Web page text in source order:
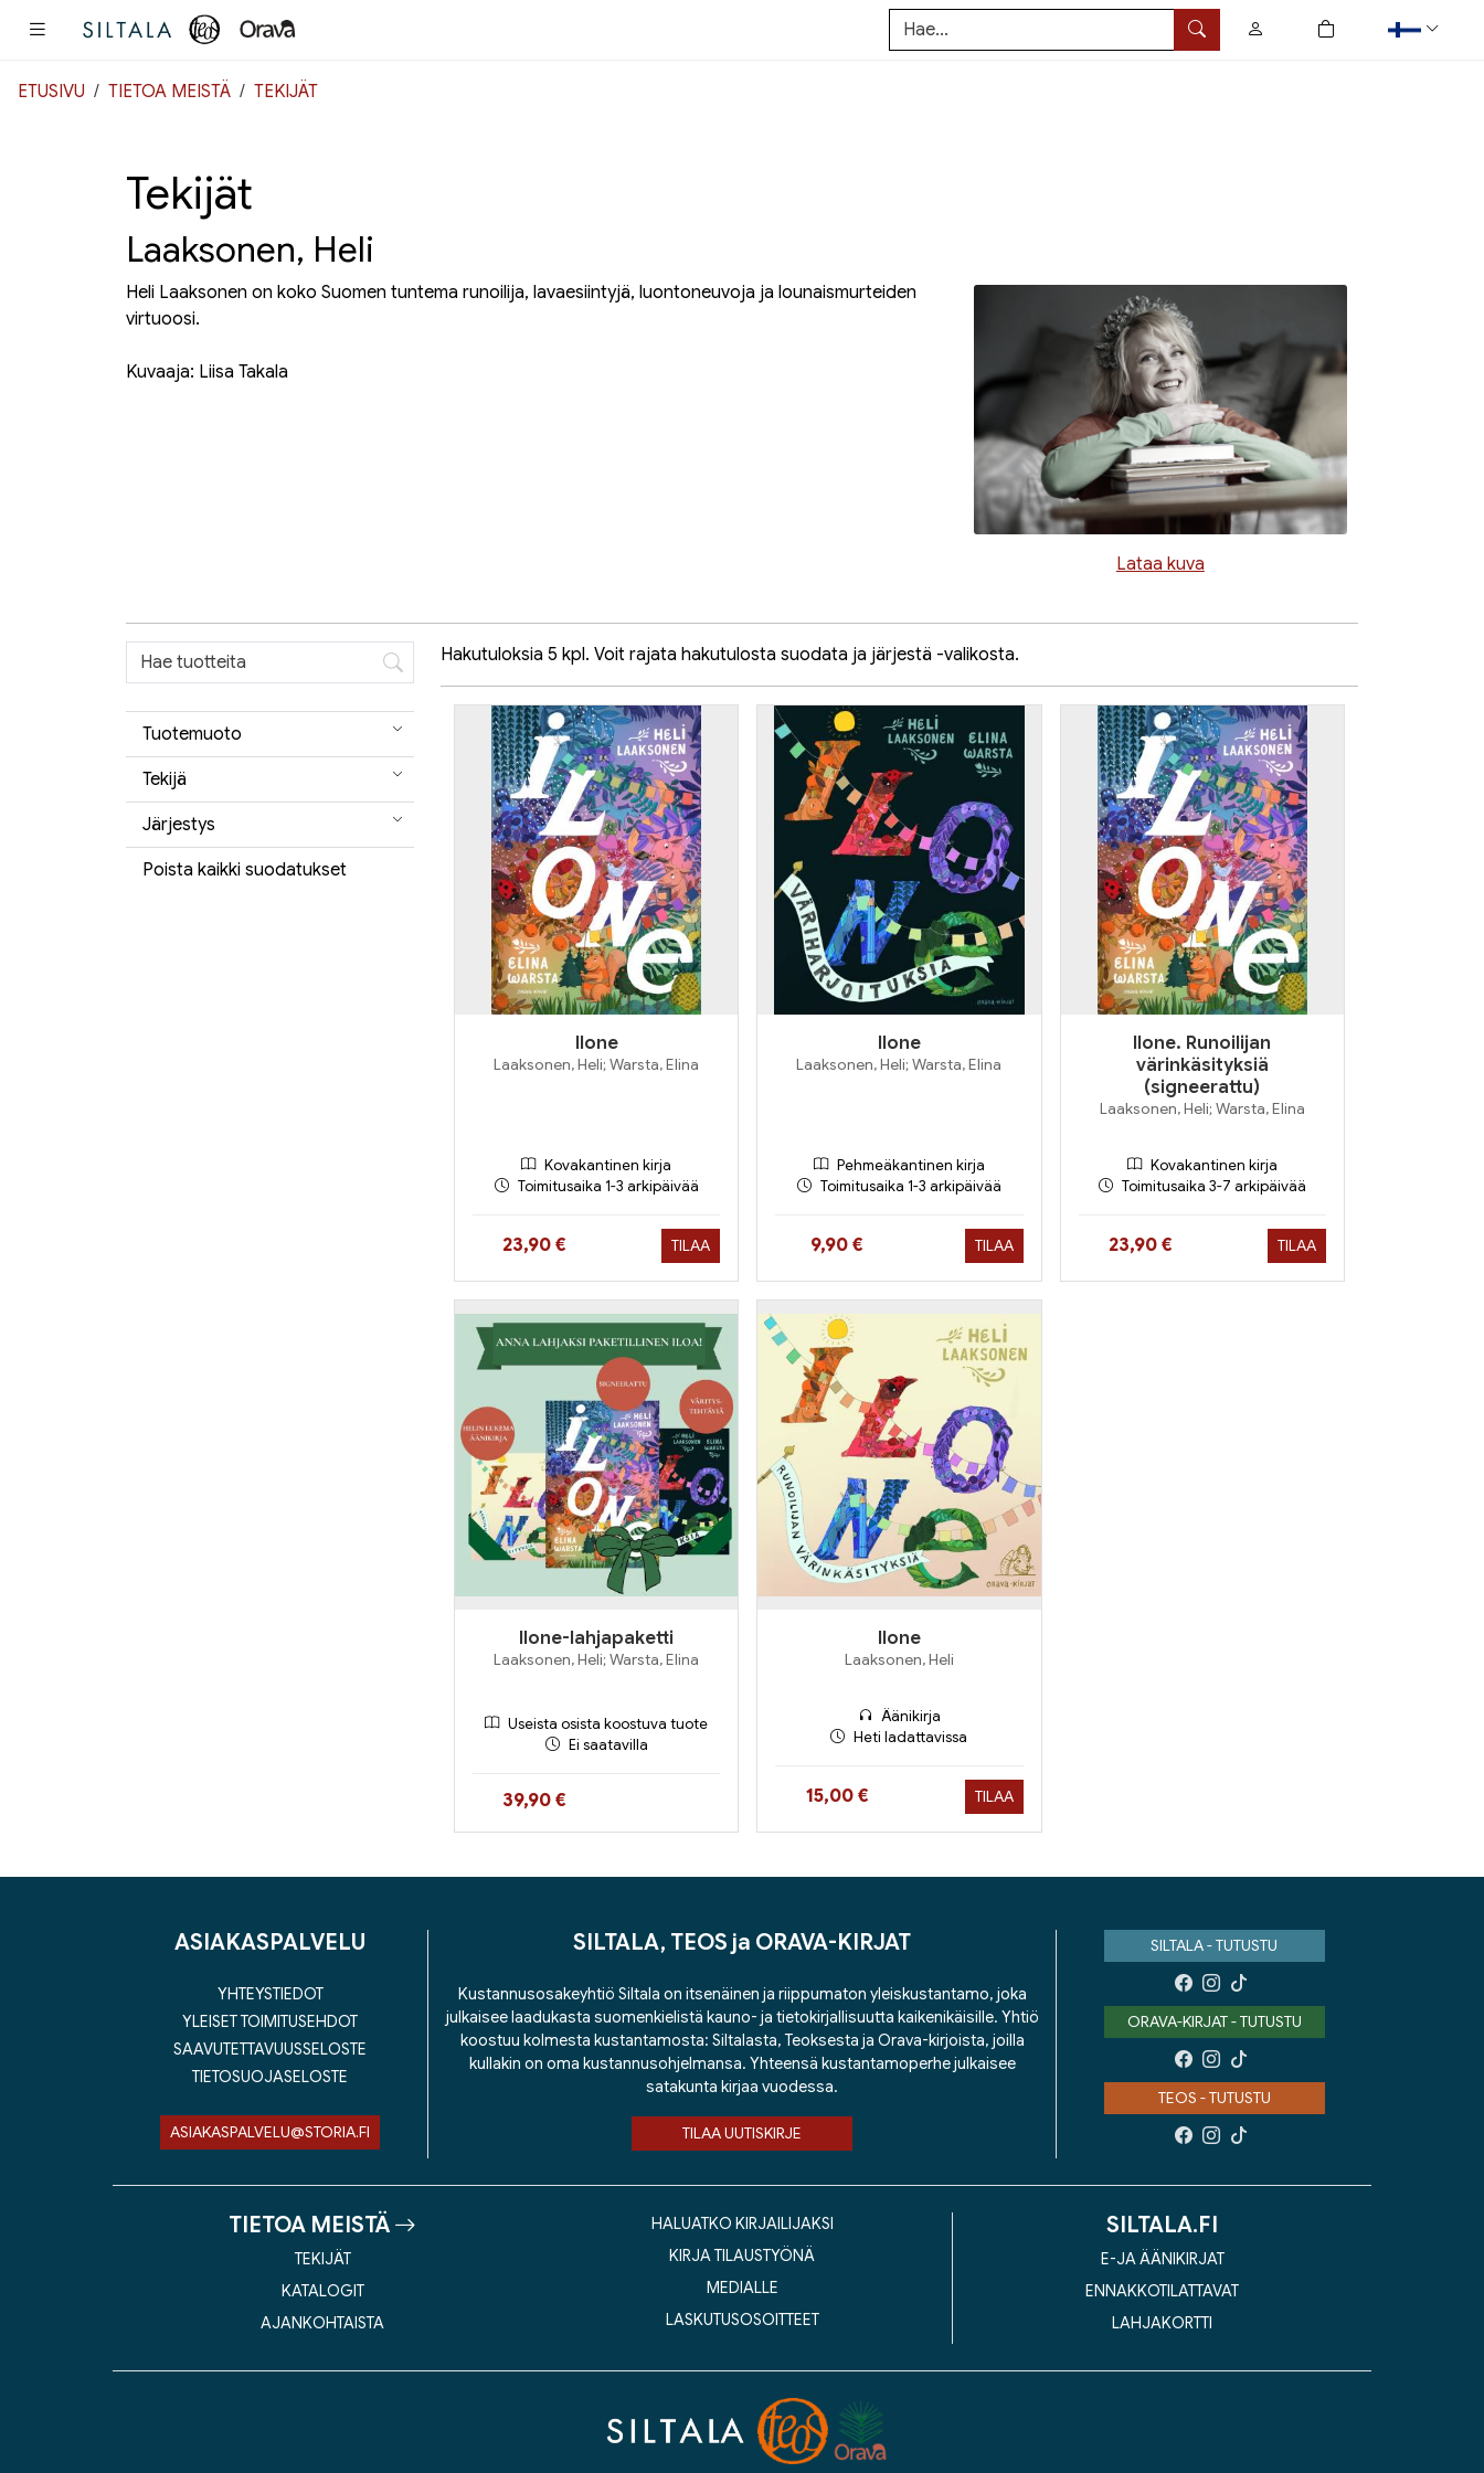
Hae
0
tuotetta ostoskorissa
ETUSIVU TIETOA MEISTÄ TEKIJÄT
Tekijät
Laaksonen, Heli
Lataa kuva
Heli Laaksonen on koko Suomen tuntema runoilija, lavaesiintyjä, luontoneuvoja ja lounaismurteiden
virtuoosi.
Kuvaaja: Liisa Takala
Tuotemuoto
Tekijä
Järjestys
Poista kaikki suodatukset
Hakutuloksia 5 kpl. Voit rajata hakutulosta suodata ja järjestä -valikosta.
Ilone
Laaksonen, Heli; Warsta, Elina
Kovakantinen kirja
Toimitusaika 1-3 arkipäivää
Hinta nyt
23,90 € TILAA
Ilone
Laaksonen, Heli; Warsta, Elina
Pehmeäkantinen kirja
Toimitusaika 1-3 arkipäivää
Hinta nyt
9,90 € TILAA
Ilone. Runoilijan
värinkäsityksiä
(signeerattu)
Laaksonen, Heli; Warsta, Elina
Kovakantinen kirja
Toimitusaika 3-7 arkipäivää
Hinta nyt
23,90 € TILAA
Ilone-lahjapaketti
Laaksonen, Heli; Warsta, Elina
Useista osista koostuva tuote
Ei saatavilla
Hinta nyt
39,90 €
Ilone
Laaksonen, Heli
Äänikirja
Heti ladattavissa
Hinta nyt
15,00 € TILAA
ASIAKASPALVELU
YHTEYSTIEDOT
YLEISET TOIMITUSEHDOT
SAAVUTETTAVUUSSELOSTE
TIETOSUOJASELOSTE
ASIAKASPALVELU@STORIA.FI
SILTALA, TEOS ja ORAVA-KIRJAT
Kustannusosakeyhtiö Siltala on itsenäinen ja riippumaton yleiskustantamo, joka
julkaisee laadukasta suomenkielistä kauno- ja tietokirjallisuutta kaikenikäisille. Yhtiö
koostuu kolmesta kustantamosta: Siltalasta, Teoksesta ja Orava-kirjoista, joilla
kullakin on oma kustannusohjelmansa. Yhteensä kustantamoperhe julkaisee
satakunta kirjaa vuodessa.
TILAA UUTISKIRJE
SILTALA - TUTUSTU
ORAVA-KIRJAT - TUTUSTU
TEOS - TUTUSTU
TIETOA MEISTÄ
TEKIJÄT
KATALOGIT
AJANKOHTAISTA
HALUATKO KIRJAILIJAKSI
KIRJA TILAUSTYÖNÄ
MEDIALLE
LASKUTUSOSOITTEET
SILTALA.FI
E-JA ÄÄNIKIRJAT
ENNAKKOTILATTAVAT
LAHJAKORTTI